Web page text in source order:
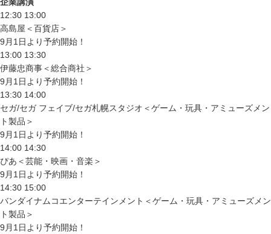
12:30 13:00
高島屋＜百貨店＞
9月1日より予約開始！
13:00 13:30
伊藤忠商事＜総合商社＞
9月1日より予約開始！
13:30 14:00
セガ/セガ フェイブ/セガ札幌スタジオ＜ゲーム・玩具・アミューズメン
ト製品＞
9月1日より予約開始！
14:00 14:30
ぴあ＜芸能・映画・音楽＞
9月1日より予約開始！
14:30 15:00
バンダイナムコエンターテインメント＜ゲーム・玩具・アミューズメン
ト製品＞
9月1日より予約開始！